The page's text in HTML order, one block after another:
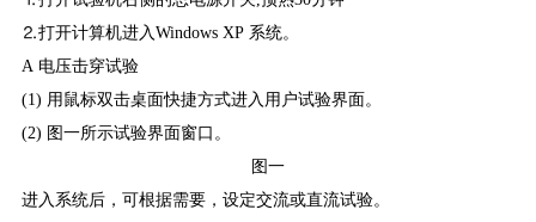
⒉打开计算机进入Windows XP 系统。
A 电压击穿试验
(1) 用鼠标双击桌面快捷方式进入用户试验界面。
(2) 图一所示试验界面窗口。
图一
进入系统后，可根据需要，设定交流或直流试验。